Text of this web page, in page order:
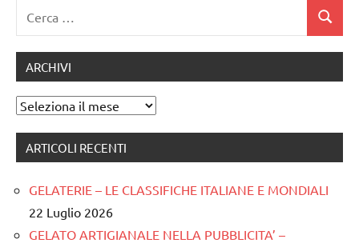
Cerca
ARCHIVI
Archivi
ARTICOLI RECENTI
GELATERIE – LE CLASSIFICHE ITALIANE E MONDIALI
22 Luglio 2026
GELATO ARTIGIANALE NELLA PUBBLICITA’ –